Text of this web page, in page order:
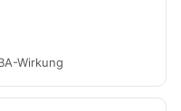
Wirkung